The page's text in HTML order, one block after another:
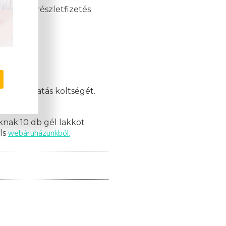
akkor a részletfizetés
oktatás költségét.
10 db gél lakkot
webáruházunkból.